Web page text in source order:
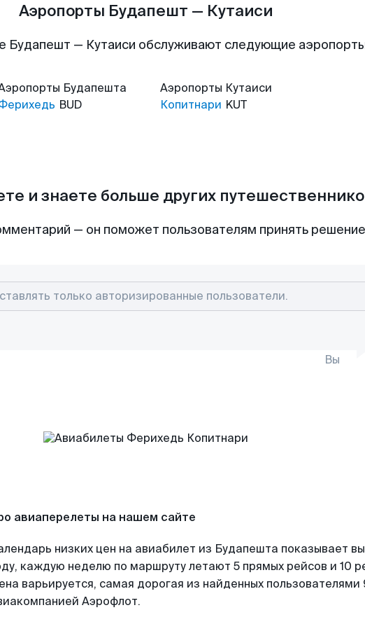
Аэропорты Будапешт — Кутаиси
Будапешт — Кутаиси обслуживают следующие
Будапешта
BUD
Аэропорты Кутаиси
Копитнари KUT
и знаете больше других
— он поможет пользователям принять решение
Вы
авиаперелеты на нашем сайте
низких цен на авиабилет из Будапешта показывает
каждую неделю по маршруту летают 5 прямых рейсов и 10
варьируется, самая дорогая из найденных
Аэрофлот.